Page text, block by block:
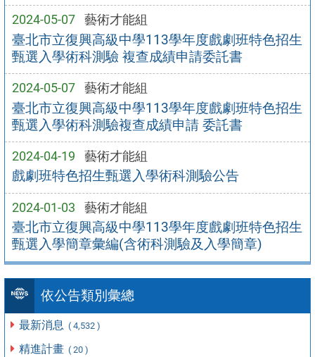
2024-05-07 藝術才能組
臺北市立復興高級中學113學年度戲劇班特色招生
甄選入學術科測驗 複查成績申請委託書
2024-05-07 藝術才能組
臺北市立復興高級中學113學年度戲劇班特色招生
甄選入學術科測驗複查成績申請 委託書
2024-04-19 藝術才能組
戲劇班特色招生甄選入學術科測驗公告
2024-01-03 藝術才能組
臺北市立復興高級中學113學年度戲劇班特色招生
甄選入學簡章彙編(含術科測驗及入學簡章)
依公告類別彙總
最新消息 ( 4,532 )
精進計畫 ( 20 )